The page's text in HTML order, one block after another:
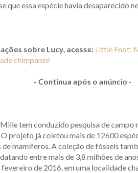
que essa espécie havia desaparecido
sobre Lucy, acesse: Little Foot:
chimpanzé
- Continua após o anúncio -
tem conduzido pesquisa de campo
projeto já coletou mais de 12600
de mamíferos. A coleção de fósseis
entre mais de 3,8 milhões de
fevereiro de 2016, em uma localidade